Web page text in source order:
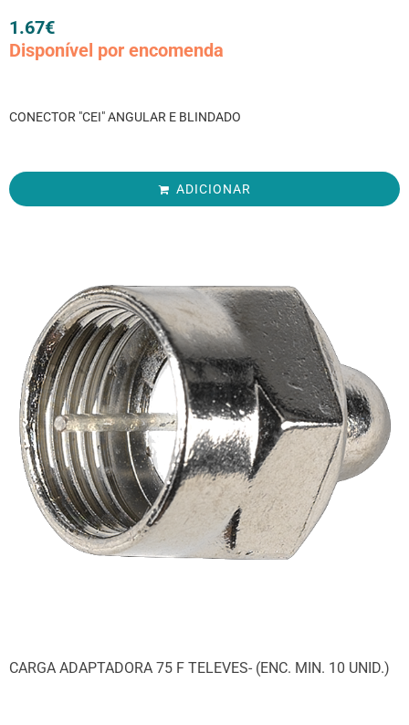
1.67€
Disponível por encomenda
CONECTOR "CEI" ANGULAR E BLINDADO
ADICIONAR
CARGA ADAPTADORA 75 F TELEVES- (ENC. MIN. 10 UNID.)